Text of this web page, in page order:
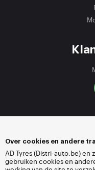
Over cookies en andere
AD Tyres (Distri-auto.be)
gebruiken cookies en